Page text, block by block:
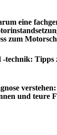
eine
zum
technik: Tipps
und teure